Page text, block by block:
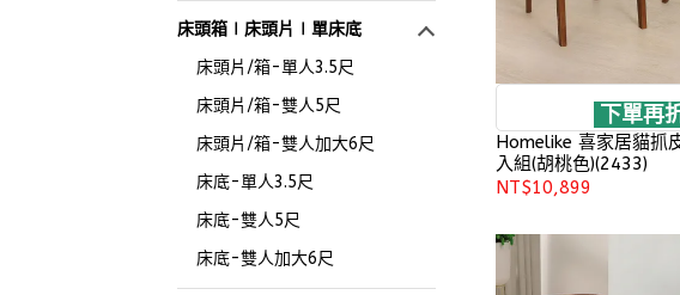
床頭箱∣床頭片∣單床底
床頭片/箱-單人3.5尺
床頭片/箱-雙人5尺
床頭片/箱-雙人加大6尺
床底-單人3.5尺
床底-雙人5尺
床底-雙人加大6尺
下單再
Homelike 喜家居貓抓
入組(胡桃色)(2433)
NT$10,899